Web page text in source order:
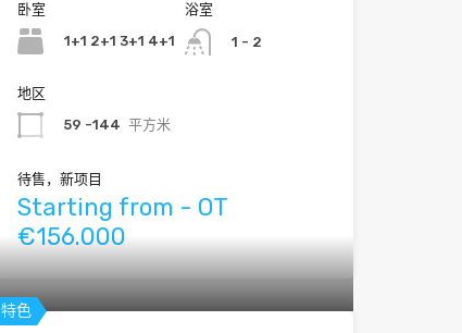
卧室
1+1 2+1 3+1 4+1
浴室
1 - 2
地区
59 -144 平方米
待售，新项目
Starting from - OT
€156.000
特色